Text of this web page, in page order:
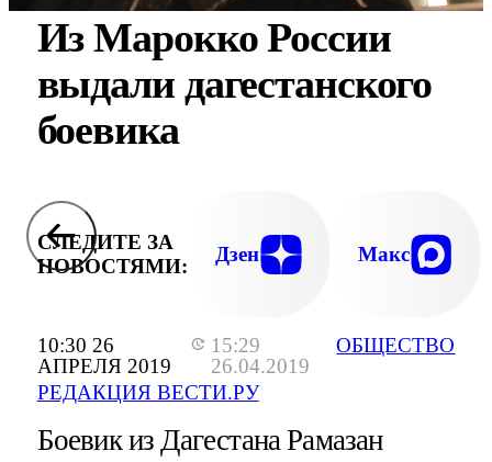
10:30 26
АПРЕЛЯ 2019
15:29
26.04.2019
РЕДАКЦИЯ ВЕСТИ.РУ
ОБЩЕСТВО
Из Марокко России
выдали дагестанского
боевика
СЛЕДИТЕ ЗА
НОВОСТЯМИ:
Дзен Макс
Боевик из Дагестана Рамазан